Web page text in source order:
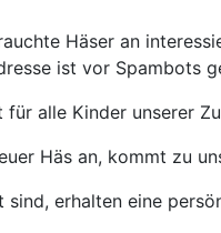
Häser an
ist vor Spambots
alle Kinder unserer
Häs an, kommt zu
erhalten eine